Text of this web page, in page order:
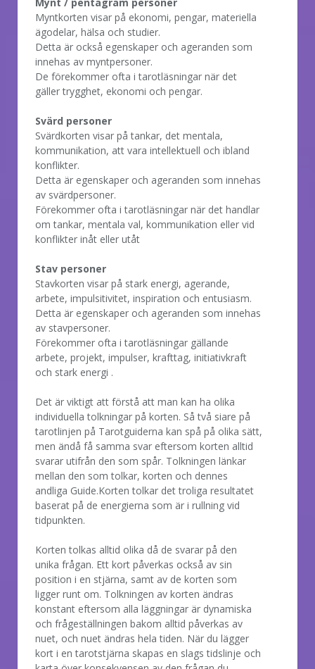
Myntkorten visar på ekonomi, pengar, materiella
ägodelar, hälsa och studier.
Detta är också egenskaper och ageranden som
innehas av myntpersoner.
De förekommer ofta i tarotläsningar när det
gäller trygghet, ekonomi och pengar.
Svärd personer
Svärdkorten visar på tankar, det mentala,
kommunikation, att vara intellektuell och ibland
konflikter.
Detta är egenskaper och ageranden som innehas
av svärdpersoner.
Förekommer ofta i tarotläsningar när det handlar
om tankar, mentala val, kommunikation eller vid
konflikter inåt eller utåt
Stav personer
Stavkorten visar på stark energi, agerande,
arbete, impulsitivitet, inspiration och entusiasm.
Detta är egenskaper och ageranden som innehas
av stavpersoner.
Förekommer ofta i tarotläsningar gällande
arbete, projekt, impulser, krafttag, initiativkraft
och stark energi .
Det är viktigt att förstå att man kan ha olika
individuella tolkningar på korten. Så två siare på
tarotlinjen på Tarotguiderna kan spå på olika sätt,
men ändå få samma svar eftersom korten alltid
svarar utifrån den som spår. Tolkningen länkar
mellan den som tolkar, korten och dennes
andliga Guide.Korten tolkar det troliga resultatet
baserat på de energierna som är i rullning vid
tidpunkten.
Korten tolkas alltid olika då de svarar på den
unika frågan. Ett kort påverkas också av sin
position i en stjärna, samt av de korten som
ligger runt om. Tolkningen av korten ändras
konstant eftersom alla läggningar är dynamiska
och frågeställningen bakom alltid påverkas av
nuet, och nuet ändras hela tiden. När du lägger
kort i en tarotstjärna skapas en slags tidslinje och